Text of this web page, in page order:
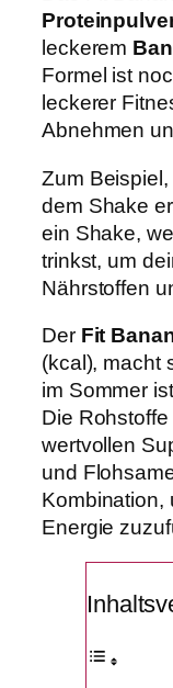
leckerem
Formel ist
leckerer
Abnehmen
Zum
dem Shake
ein Shake,
trinkst, um
Nährstoffen
Der Fit
(kcal), macht
im Sommer
Die
wertvollen
und
Kombination,
Energie